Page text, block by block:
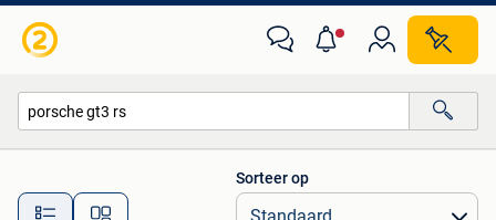
Alle afstanden…
Sorteer op